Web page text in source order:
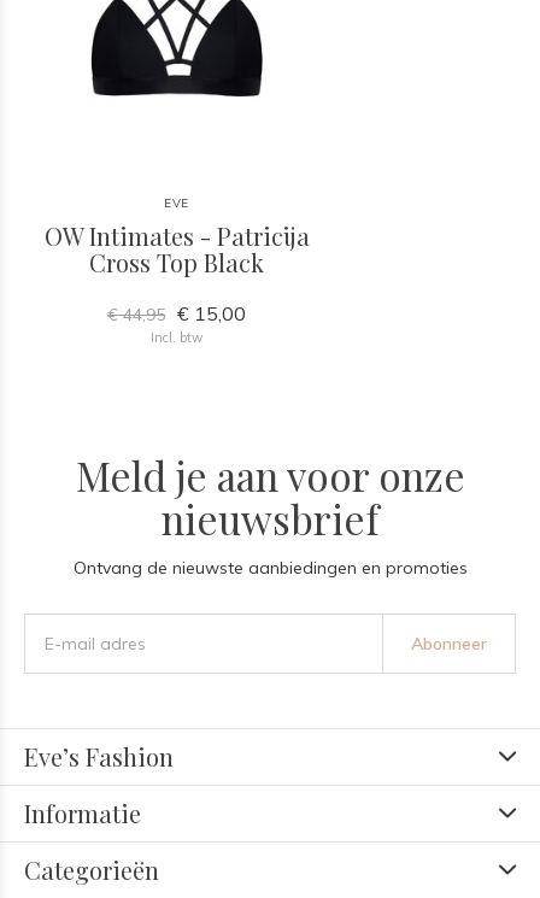
EVE
OW Intimates - Patricija
Cross Top Black
€ 44,95 € 15,00
Incl. btw
Meld je aan voor onze
nieuwsbrief
Ontvang de nieuwste aanbiedingen en promoties
Abonneer
Eve’s Fashion
Informatie
Categorieën